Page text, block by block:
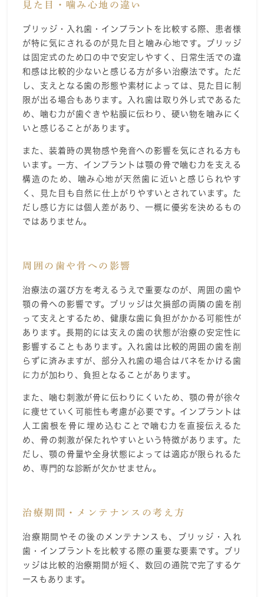
見た目・噛み心地の違い
ブリッジ・入れ歯・インプラントを比較する際、患者様
が特に気にされるのが見た目と噛み心地です。ブリッジ
は固定式のため口の中で安定しやすく、日常生活での違
和感は比較的少ないと感じる方が多い治療法です。ただ
し、支えとなる歯の形態や素材によっては、見た目に制
限が出る場合もあります。入れ歯は取り外し式であるた
め、噛む力が歯ぐきや粘膜に伝わり、硬い物を噛みにく
いと感じることがあります。
また、装着時の異物感や発音への影響を気にされる方も
います。一方、インプラントは顎の骨で噛む力を支える
構造のため、噛み心地が天然歯に近いと感じられやす
く、見た目も自然に仕上がりやすいとされています。た
だし感じ方には個人差があり、一概に優劣を決めるもの
ではありません。
周囲の歯や骨への影響
治療法の選び方を考えるうえで重要なのが、周囲の歯や
顎の骨への影響です。ブリッジは欠損部の両隣の歯を削
って支えとするため、健康な歯に負担がかかる可能性が
あります。長期的には支えの歯の状態が治療の安定性に
影響することもあります。入れ歯は比較的周囲の歯を削
らずに済みますが、部分入れ歯の場合はバネをかける歯
に力が加わり、負担となることがあります。
また、噛む刺激が骨に伝わりにくいため、顎の骨が徐々
に痩せていく可能性も考慮が必要です。インプラントは
人工歯根を骨に埋め込むことで噛む力を直接伝えるた
め、骨の刺激が保たれやすいという特徴があります。た
だし、顎の骨量や全身状態によっては適応が限られるた
め、専門的な診断が欠かせません。
治療期間・メンテナンスの考え方
治療期間やその後のメンテナンスも、ブリッジ・入れ
歯・インプラントを比較する際の重要な要素です。ブリ
ッジは比較的治療期間が短く、数回の通院で完了するケ
ースもあります。